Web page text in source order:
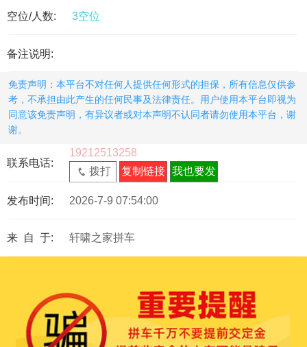
空位/人数: 3空位
备注说明:
免责声明：本平台不对任何人提供任何形式的担保，所有信息仅供参
考，不承担由此产生的任何民事及法律责任。用户使用本平台即视为
同意该免责声明，有异议者或对本声明不认同者请勿使用本平台，谢
谢。
联系电话:
19212513258
拨打
复制链接 我也要发
发布时间: 2026-7-9 07:54:00
来 自 于: 轩啸之家拼车